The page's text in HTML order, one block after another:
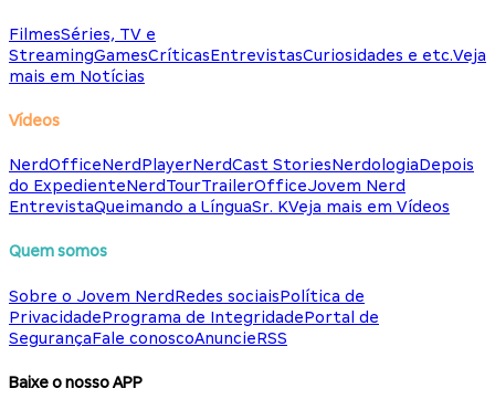
FilmesSéries, TV e
StreamingGamesCríticasEntrevistasCuriosidades e etc.Veja
mais em Notícias
Vídeos
NerdOfficeNerdPlayerNerdCast StoriesNerdologiaDepois
do ExpedienteNerdTourTrailerOfficeJovem Nerd
EntrevistaQueimando a LínguaSr. KVeja mais em Vídeos
Quem somos
Sobre o Jovem NerdRedes sociaisPolítica de
PrivacidadePrograma de IntegridadePortal de
SegurançaFale conoscoAnuncieRSS
Baixe o nosso APP